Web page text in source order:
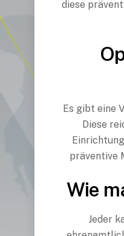
diese
Es gibt eine
Diese
präventive
Wie
Jeder